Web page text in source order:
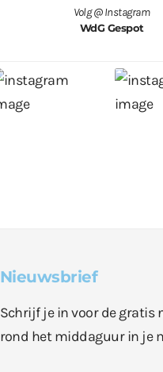
Volg @ Instagram
WdG Gespot
Nieuwsbrief
Schrijf je in voor de gratis
rond het middaguur in je